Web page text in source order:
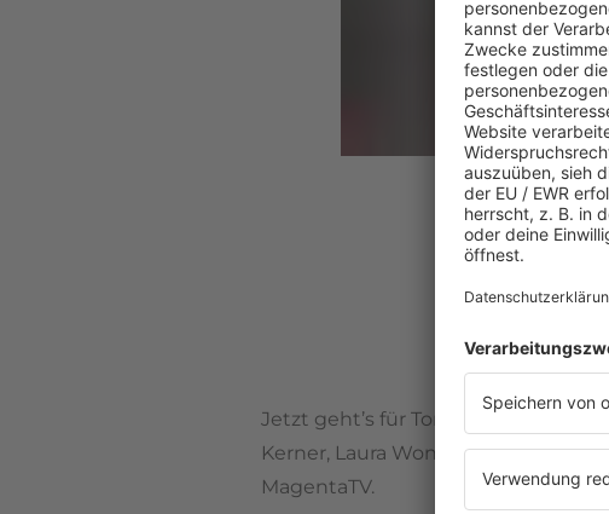
Jetzt geht’s für Tom sogar direkt
Kerner, Laura Wontorra, Thomas
MagentaTV.